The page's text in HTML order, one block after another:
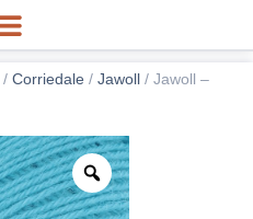
/ Corriedale / Jawoll / Jawoll –